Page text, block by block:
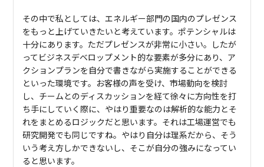
その中で私としては、エネルギー部門の国内のプレゼンス
をもっと上げていきたいと考えています。ポテンシャルは
十分にあります。ただプレゼンスが非常に小さい。したが
ってビジネスデベロップメント的な要素が多分にあり、ア
クションプランを自分で書きながら実施することができる
といった環境です。お客様の声を受け、市場動向を検討
し、チームとのディスカッションを経て徐々に方向性を打
ち手にしていく際に、やはり重要なのは解析的な能力とそ
れをまとめるロジックだと思います。それは工場運営でも
研究開発でも同じですね。やはり自分は理系だから、そう
いう考え方しかできないし、そこが自分の強みになってい
ると思います。